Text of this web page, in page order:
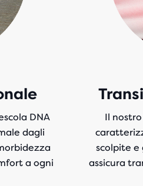
DNA
dagli
a ogni
Il
scolpite e
assicura